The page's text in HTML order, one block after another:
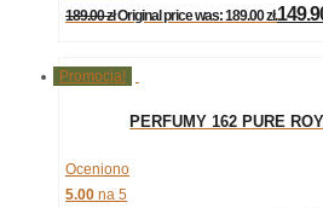
189.00zł Original price was: 189.00 zł.
Promocja!
PERFUMY 162 PURE
Oceniono
5.00 na 5